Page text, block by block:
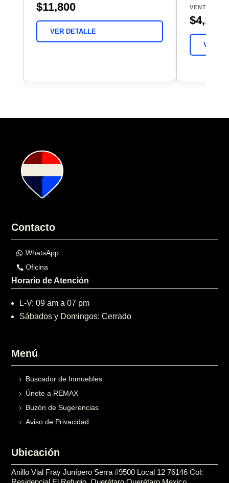
$11,800
VER DETALLE
VENTA
VER
Contacto
WhatsApp
Oficina
Horario de Atención
L-V: 09 am a 07 pm
Sábados y Domingos: Cerrado
Menú
Buscador de Inmuebles
Únete a REMAX
Buzón de Sugerencias
Aviso de Privacidad
Ubicación
Anillo Vial Fray Junípero Serra #9500 Local 12 76146 Col: